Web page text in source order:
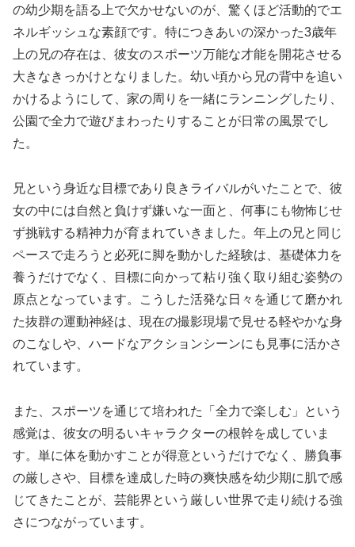
の幼少期を語る上で欠かせないのが、驚くほど活動的でエ
ネルギッシュな素顔です。特につきあいの深かった3歳年
上の兄の存在は、彼女のスポーツ万能な才能を開花させる
大きなきっかけとなりました。幼い頃から兄の背中を追い
かけるようにして、家の周りを一緒にランニングしたり、
公園で全力で遊びまわったりすることが日常の風景でし
た。
兄という身近な目標であり良きライバルがいたことで、彼
女の中には自然と負けず嫌いな一面と、何事にも物怖じせ
ず挑戦する精神力が育まれていきました。年上の兄と同じ
ペースで走ろうと必死に脚を動かした経験は、基礎体力を
養うだけでなく、目標に向かって粘り強く取り組む姿勢の
原点となっています。こうした活発な日々を通じて磨かれ
た抜群の運動神経は、現在の撮影現場で見せる軽やかな身
のこなしや、ハードなアクションシーンにも見事に活かさ
れています。
また、スポーツを通じて培われた「全力で楽しむ」という
感覚は、彼女の明るいキャラクターの根幹を成していま
す。単に体を動かすことが得意というだけでなく、勝負事
の厳しさや、目標を達成した時の爽快感を幼少期に肌で感
じてきたことが、芸能界という厳しい世界で走り続ける強
さにつながっています。